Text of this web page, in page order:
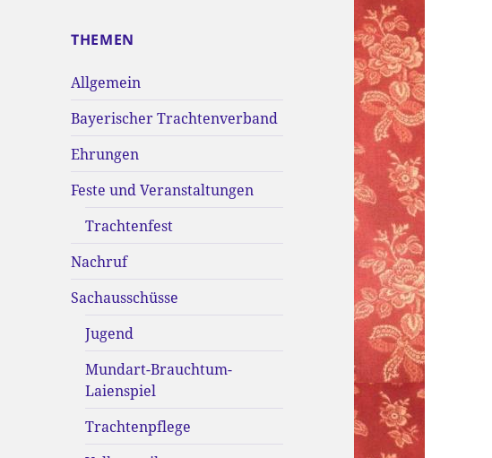
THEMEN
Allgemein
Bayerischer Trachtenverband
Ehrungen
Feste und Veranstaltungen
Trachtenfest
Nachruf
Sachausschüsse
Jugend
Mundart-Brauchtum-
Laienspiel
Trachtenpflege